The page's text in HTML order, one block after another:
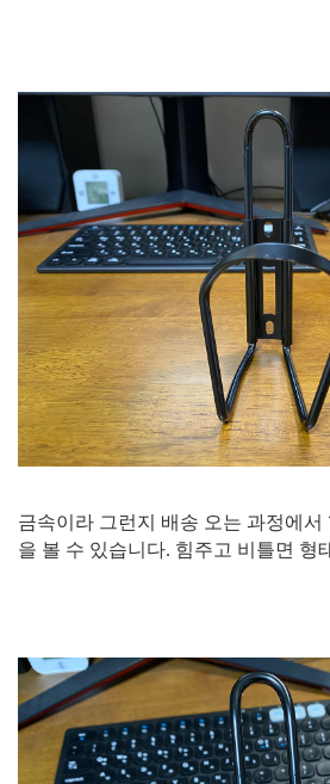
금속이라 그런지 배송 오는 과정에서
을 볼 수 있습니다. 힘주고 비틀면 형